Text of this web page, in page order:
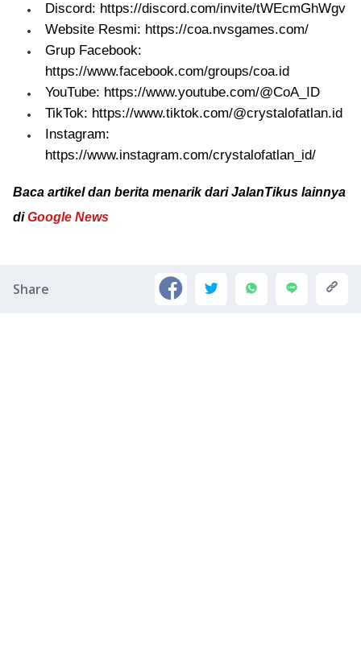
Discord: https://discord.com/invite/tWEcmGhWgv
Website Resmi: https://coa.nvsgames.com/
Grup Facebook:
https://www.facebook.com/groups/coa.id
YouTube: https://www.youtube.com/@CoA_ID
TikTok: https://www.tiktok.com/@crystalofatlan.id
Instagram:
https://www.instagram.com/crystalofatlan_id/
Baca artikel dan berita menarik dari JalanTikus lainnya
diGoogle News
Share